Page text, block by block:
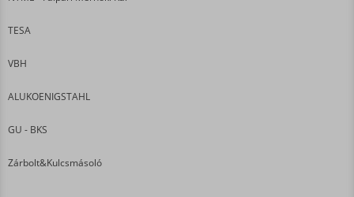
TESA
VBH
ALUKOENIGSTAHL
GU - BKS
Zárbolt&Kulcsmásoló